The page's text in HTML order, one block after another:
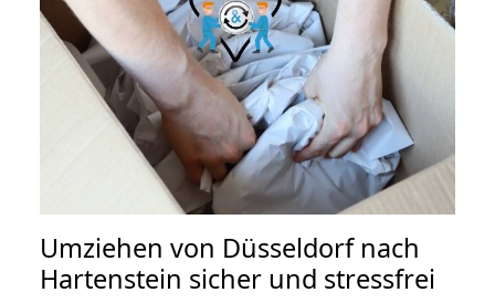
Umziehen von Düsseldorf nach
Hartenstein sicher und stressfrei